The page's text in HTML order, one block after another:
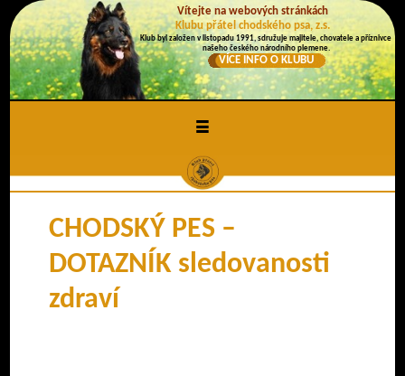
Vítejte na webových stránkách
Klubu přátel chodského psa, z.s.
Klub byl založen v listopadu 1991, sdružuje majitele, chovatele a příznivce
našeho českého národního plemene.
VÍCE INFO O KLUBU
≡
CHODSKÝ PES –
DOTAZNÍK sledovanosti
zdraví